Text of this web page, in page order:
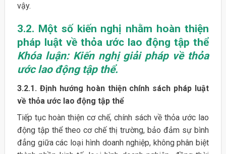
vậy.
3.2. Một số kiến nghị nhằm hoàn thiện
pháp luật về thỏa ước lao động tập thể
Khóa luận: Kiến nghị giải pháp về thỏa
ước lao động tập thể.
3.2.1. Định hướng hoàn thiện chính sách pháp luật
về thỏa ước lao động tập thể
Tiếp tục hoàn thiện cơ chế, chính sách về thỏa ước lao
động tập thể theo cơ chế thị trường, bảo đảm sự bình
đẳng giữa các loại hình doanh nghiệp, không phân biệt